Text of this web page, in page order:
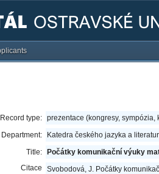
Record type: prezentace (kongresy, sympózia,
Department:
Katedra českého jazyka a
Title:
Počátky komunikační výuky
Citace
Svobodová, J. Počátky